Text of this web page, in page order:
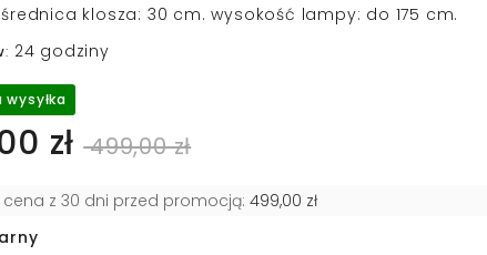
średnica klosza: 30 cm. wysokość lampy: do 175 cm.
: 24 godziny
zł 499,00 zł
cena z 30 dni przed promocją: 499,00 zł